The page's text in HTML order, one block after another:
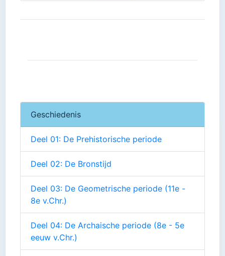
Geschiedenis
Deel 01: De Prehistorische periode
Deel 02: De Bronstijd
Deel 03: De Geometrische periode (11e -
8e v.Chr.)
Deel 04: De Archaische periode (8e - 5e
eeuw v.Chr.)